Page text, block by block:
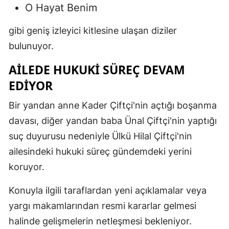
O Hayat Benim
gibi geniş izleyici kitlesine ulaşan diziler
bulunuyor.
AILEDE HUKUKI SÜREÇ DEVAM
EDIYOR
Bir yandan anne Kader Çiftçi'nin açtığı boşanma
davası, diğer yandan baba Ünal Çiftçi'nin yaptığı
suç duyurusu nedeniyle Ülkü Hilal Çiftçi'nin
ailesindeki hukuki süreç gündemdeki yerini
koruyor.
Konuyla ilgili taraflardan yeni açıklamalar veya
yargı makamlarından resmi kararlar gelmesi
halinde gelişmelerin netleşmesi bekleniyor.